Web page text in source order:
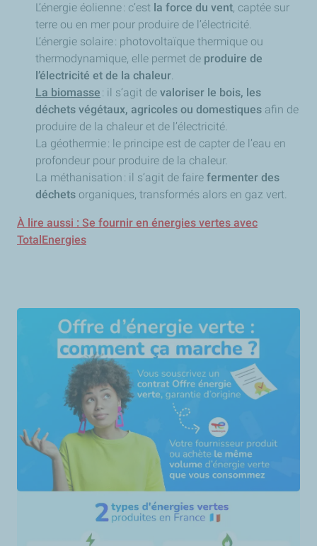
L’énergie éolienne : c’est la force du vent, captée sur
terre ou en mer pour produire de l’électricité.
L’énergie solaire : photovoltaïque thermique ou
thermodynamique, elle permet de produire de
l’électricité et de la chaleur.
La biomasse : il s’agit de valoriser le bois, les
déchets végétaux, agricoles ou domestiques afin de
produire de la chaleur et de l’électricité.
La géothermie : le principe est de capter de l’eau en
profondeur pour produire de la chaleur.
La méthanisation : il s’agit de faire fermenter des
déchets organiques, transformés alors en gaz vert.
À lire aussi : Se fournir en énergies vertes avec
TotalEnergies